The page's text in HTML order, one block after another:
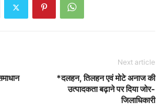
Next article
*दलहन, तिलहन एवं मोटे अनाज की
उत्पादकता बढ़ाने पर दिया जोर-
जिलाधिकारी